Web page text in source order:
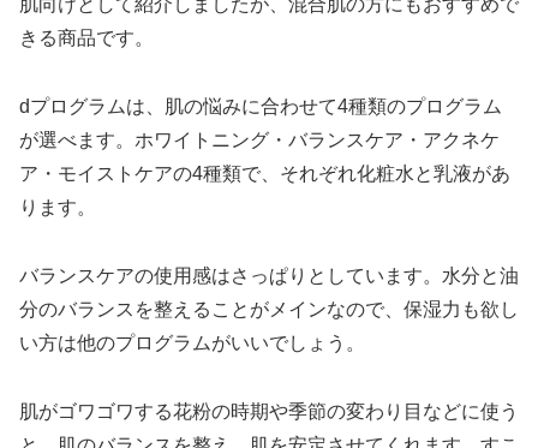
肌向けとして紹介しましたが、混合肌の方にもおすすめで
きる商品です。
dプログラムは、肌の悩みに合わせて4種類のプログラム
が選べます。ホワイトニング・バランスケア・アクネケ
ア・モイストケアの4種類で、それぞれ化粧水と乳液があ
ります。
バランスケアの使用感はさっぱりとしています。水分と油
分のバランスを整えることがメインなので、保湿力も欲し
い方は他のプログラムがいいでしょう。
肌がゴワゴワする花粉の時期や季節の変わり目などに使う